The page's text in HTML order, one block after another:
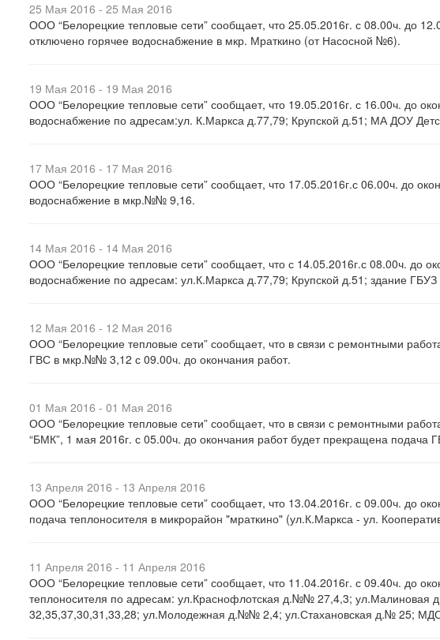
25 Мая 2016 - 25 Мая 2016
ООО “Белорецкие тепловые сети” сообщает, что 25.05.2016г. с 08.00ч. до
отключено горячее водоснабжение в мкр. Мраткино (от Насосной №6).
19 Мая 2016 - 19 Мая 2016
ООО “Белорецкие тепловые сети” сообщает, что 19.05.2016г. с 16.00ч. до
водоснабжение по адресам:ул. К.Маркса д.77,79; Крупской д.51; МА ДОУ
17 Мая 2016 - 17 Мая 2016
ООО “Белорецкие тепловые сети” сообщает, что 17.05.2016г.с 06.00ч. до
водоснабжение в мкр.№№ 9,16.
14 Мая 2016 - 14 Мая 2016
ООО “Белорецкие тепловые сети” сообщает, что с 14.05.2016г.с 08.00ч. до
водоснабжение по адресам: ул.К.Маркса д.77,79; Крупской д.51; здание
12 Мая 2016 - 12 Мая 2016
ООО “Белорецкие тепловые сети” сообщает, что в связи с ремонтными
ГВС в мкр.№№ 3,12 с 09.00ч. до окончания работ.
01 Мая 2016 - 01 Мая 2016
ООО “Белорецкие тепловые сети” сообщает, что в связи с ремонтными
“БМК”, 1 мая 2016г. с 05.00ч. до окончания работ будет прекращена
13 Апреля 2016 - 13 Апреля 2016
ООО “Белорецкие тепловые сети” сообщает, что 13.04.2016г. с 09.00ч. до
подача теплоносителя в микрорайон "мраткино" (ул.К.Маркса - ул.
11 Апреля 2016 - 11 Апреля 2016
ООО “Белорецкие тепловые сети” сообщает, что 11.04.2016г. с 09.40ч. до
теплоносителя по адресам: ул.Краснофлотская д.№№ 27,4,3;
32,35,37,30,31,33,28; ул.Молодежная д.№№ 2,4; ул.Стахановская д.№ 25;